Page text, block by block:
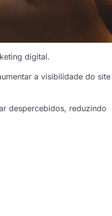
digital.
a visibilidade do
despercebidos, reduzindo